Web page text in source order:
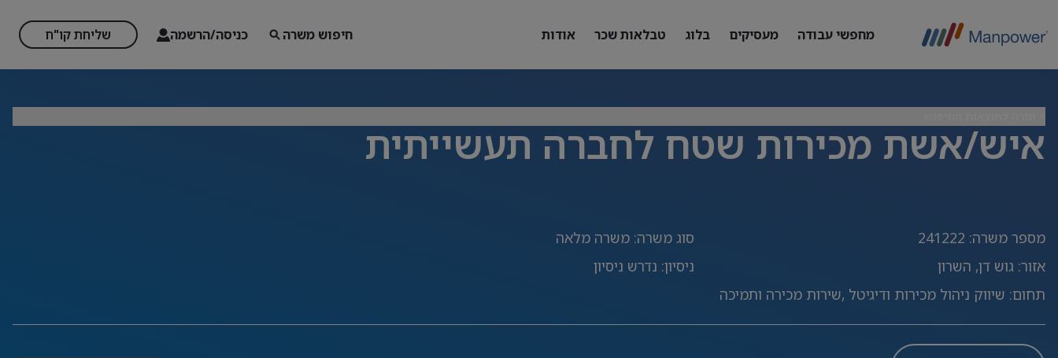
מחפשי עבודה מעסיקים בלוג טבלאות שכר אודות חיפוש משרה כניסה/הרשמה שליחת קו"ח
איש/אשת מכירות שטח לחברה תעשייתית
מספר משרה:
241222 סוג משרה: משרה מלאה
אזור: גוש דן, השרון ניסיון: נדרש ניסיון
תחום: שיווק ניהול מכירות ודיגיטל ,שירות מכירה ותמיכה